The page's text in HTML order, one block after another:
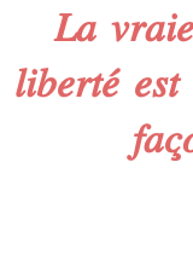
𝐿𝑎
𝑙𝑖𝑏𝑒𝑟𝑡𝑒́